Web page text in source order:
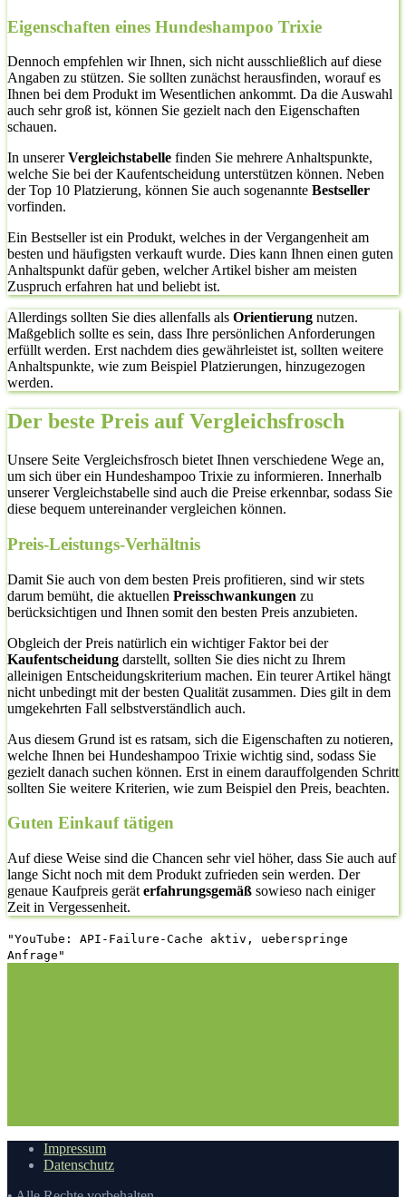
Eigenschaften eines Hundeshampoo Trixie
Dennoch empfehlen wir Ihnen, sich nicht ausschließlich auf diese
Angaben zu stützen. Sie sollten zunächst herausfinden, worauf es
Ihnen bei dem Produkt im Wesentlichen ankommt. Da die Auswahl
auch sehr groß ist, können Sie gezielt nach den Eigenschaften
schauen.
In unsererVergleichstabelle finden Sie mehrere Anhaltspunkte,
welche Sie bei der Kaufentscheidung unterstützen können. Neben
der Top 10 Platzierung, können Sie auch sogenannte Bestseller
vorfinden.
Ein Bestseller ist ein Produkt, welches in der Vergangenheit am
besten und häufigsten verkauft wurde. Dies kann Ihnen einen guten
Anhaltspunkt dafür geben, welcher Artikel bisher am meisten
Zuspruch erfahren hat und beliebt ist.
Allerdings sollten Sie dies allenfalls als Orientierung nutzen.
Maßgeblich sollte es sein, dass Ihre persönlichen Anforderungen
erfüllt werden. Erst nachdem dies gewährleistet ist, sollten weitere
Anhaltspunkte, wie zum Beispiel Platzierungen, hinzugezogen
werden.
Der beste Preis auf Vergleichsfrosch
Unsere Seite Vergleichsfrosch bietet Ihnen verschiedene Wege an,
um sich über ein Hundeshampoo Trixie zu informieren. Innerhalb
unserer Vergleichstabelle sind auch die Preise erkennbar, sodass Sie
diese bequem untereinander vergleichen können.
Preis-Leistungs-Verhältnis
Damit Sie auch von dem besten Preis profitieren, sind wir stets
darum bemüht, die aktuellen Preisschwankungen zu
berücksichtigen und Ihnen somit den besten Preis anzubieten.
Obgleich der Preis natürlich ein wichtiger Faktor bei der
Kaufentscheidung darstellt, sollten Sie dies nicht zu Ihrem
alleinigen Entscheidungskriterium machen. Ein teurer Artikel hängt
nicht unbedingt mit der besten Qualität zusammen. Dies gilt in dem
umgekehrten Fall selbstverständlich auch.
Aus diesem Grund ist es ratsam, sich die Eigenschaften zu notieren,
welche Ihnen bei Hundeshampoo Trixie wichtig sind, sodass Sie
gezielt danach suchen können. Erst in einem darauffolgenden Schritt
sollten Sie weitere Kriterien, wie zum Beispiel den Preis, beachten.
Guten Einkauf tätigen
Auf diese Weise sind die Chancen sehr viel höher, dass Sie auch auf
lange Sicht noch mit dem Produkt zufrieden sein werden. Der
genaue Kaufpreis gerät erfahrungsgemäß sowieso nach einiger
Zeit in Vergessenheit.
"YouTube: API-Failure-Cache aktiv, ueberspringe
Anfrage"
Impressum
Datenschutz